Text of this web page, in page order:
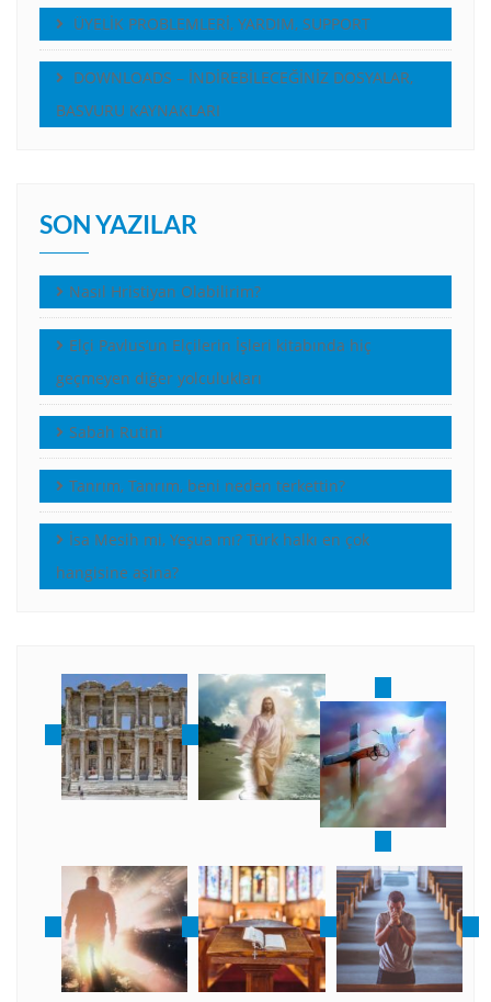
ÜYELİK PROBLEMLERİ, YARDIM, SUPPORT
DOWNLOADS – İNDİREBİLECEĞİNİZ DOSYALAR,
BASVURU KAYNAKLARI
SON YAZILAR
Nasıl Hristiyan Olabilirim?
Elçi Pavlus’un Elçilerin İşleri kitabında hiç
geçmeyen diğer yolculukları
Sabah Rutini
Tanrım, Tanrım, beni neden terkettin?
İsa Mesih mi, Yeşua mı? Türk halkı en çok
hangisine aşina?